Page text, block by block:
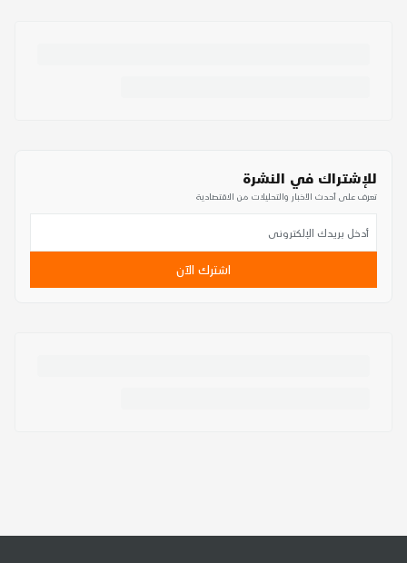
للإشتراك في النشرة
تعرف على أحدث الأخبار والتحليلات من الاقتصادية
اشترك الآن